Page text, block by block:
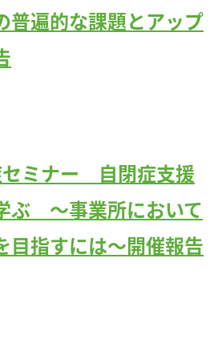
普遍的な課題とアップ
ミナー 自閉症支援
ぶ ～事業所において
目指すには～開催報告